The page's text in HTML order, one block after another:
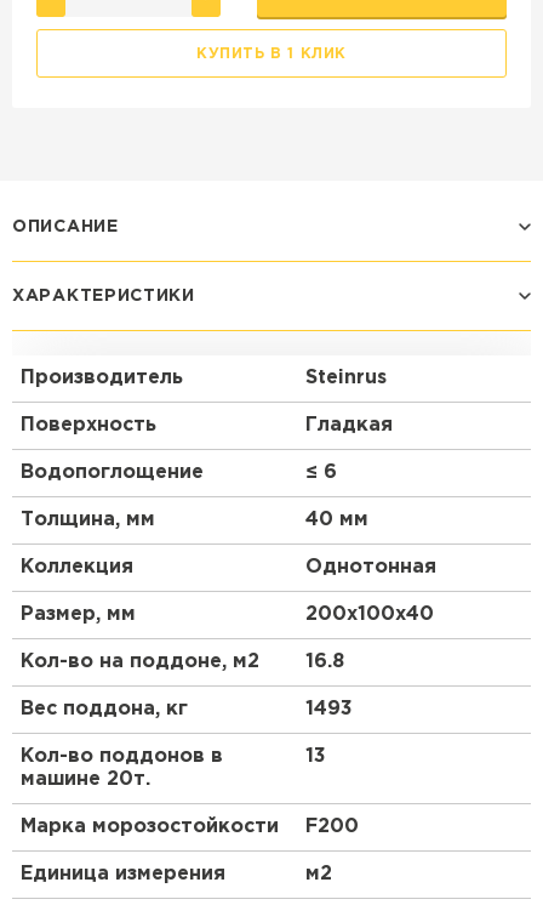
КУПИТЬ В 1 КЛИК
ОПИСАНИЕ
ХАРАКТЕРИСТИКИ
Производитель Steinrus
Поверхность Гладкая
Водопоглощение ≤ 6
Толщина, мм 40 мм
Коллекция Однотонная
Размер, мм 200х100х40
Кол-во на поддоне, м2 16.8
Вес поддона, кг 1493
Кол-во поддонов в
машине 20т.
13
Марка морозостойкости F200
Единица измерения м2